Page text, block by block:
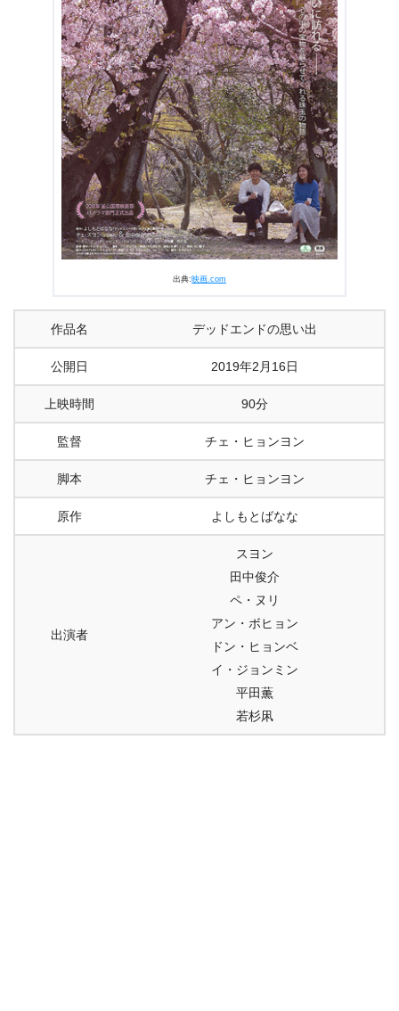
『デッドエンドの思い出』まとめ
出典:映画.com
作品名 デッドエンドの思い出
公開日 2019年2月16日
上映時間 90分
監督 チェ・ヒョンヨン
脚本 チェ・ヒョンヨン
原作 よしもとばなな
出演者
スヨン
田中俊介
ペ・ヌリ
アン・ボヒョン
ドン・ヒョンベ
イ・ジョンミン
平田薫
若杉凩